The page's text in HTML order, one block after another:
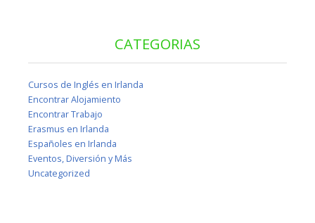
CATEGORIAS
Cursos de Inglés en Irlanda
Encontrar Alojamiento
Encontrar Trabajo
Erasmus en Irlanda
Españoles en Irlanda
Eventos, Diversión y Más
Uncategorized